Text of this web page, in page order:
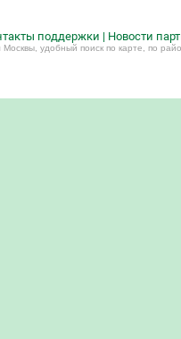
поддержки | Новости
удобный поиск по карте, по